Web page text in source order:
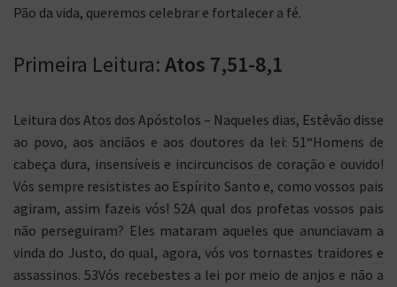
Pão da vida, queremos celebrar e fortalecer a fé.
Primeira Leitura:Atos 7,51-8,1
Leitura dos Atos dos Apóstolos – Naqueles dias, Estêvão disse
ao povo, aos anciãos e aos doutores da lei: 51“Homens de
cabeça dura, insensíveis e incircuncisos de coração e ouvido!
Vós sempre resististes ao Espírito Santo e, como vossos pais
agiram, assim fazeis vós! 52A qual dos profetas vossos pais
não perseguiram? Eles mataram aqueles que anunciavam a
vinda do Justo, do qual, agora, vós vos tornastes traidores e
assassinos. 53Vós recebestes a lei por meio de anjos e não a